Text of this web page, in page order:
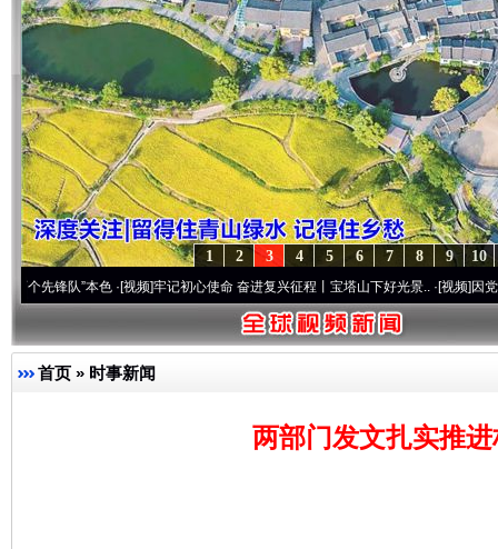
10
9
8
7
6
5
4
3
2
1
”本色·[视频]牢记初心使命 奋进复兴征程丨宝塔山下好光景..·[视频]因党而生 为党
首页 » 时事新闻
两部门发文扎实推